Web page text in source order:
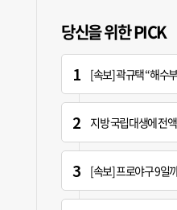
당신을 위한 PICK
[속보] 곽규택 “해수부 신청사 부산
지방 국립대생에 전
[속보] 프로야구 9일까지